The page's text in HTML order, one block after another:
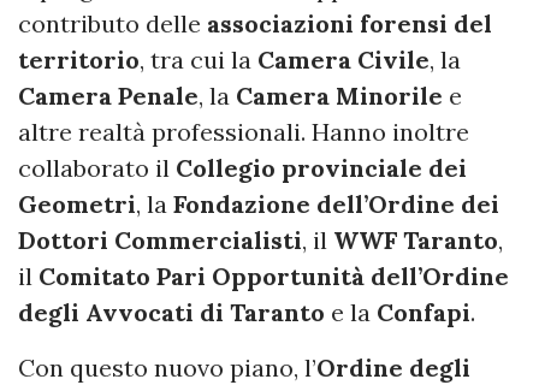
contributo delle associazioni forensi del
territorio, tra cui la Camera Civile, la
Camera Penale, la Camera Minorile e
altre realtà professionali. Hanno inoltre
collaborato il Collegio provinciale dei
Geometri, la Fondazione dell’Ordine dei
Dottori Commercialisti, il WWF Taranto,
il Comitato Pari Opportunità dell’Ordine
degli Avvocati di Taranto e la Confapi.
Con questo nuovo piano, l’Ordine degli